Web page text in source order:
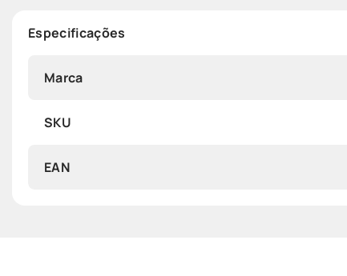
Especificações
Marca
SKU
EAN